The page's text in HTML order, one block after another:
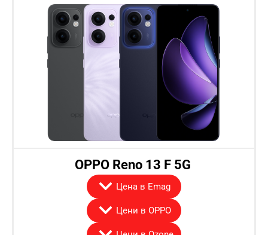
OPPO Reno 13 F 5G
Цена в Emag
Цени в OPPO